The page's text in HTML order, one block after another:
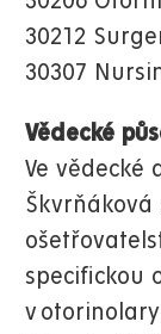
30212
30307
Vědecké
Ve vědecké
specifickou
v